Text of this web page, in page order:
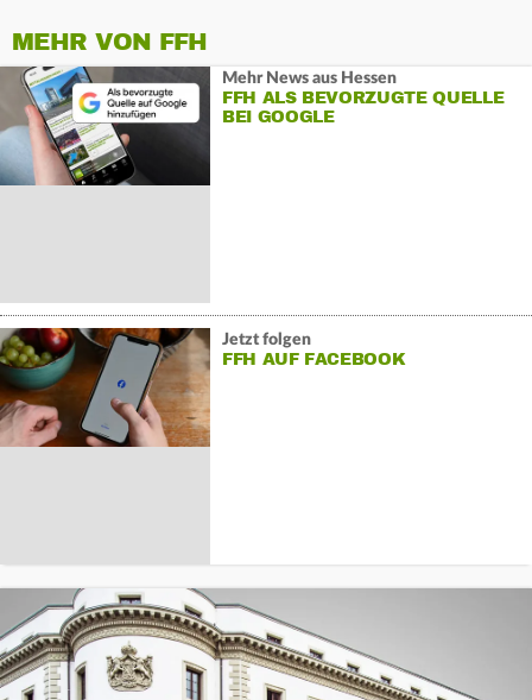
MEHR VON FFH
Mehr News aus Hessen
FFH ALS BEVORZUGTE QUELLE
BEI GOOGLE
Jetzt folgen
FFH AUF FACEBOOK